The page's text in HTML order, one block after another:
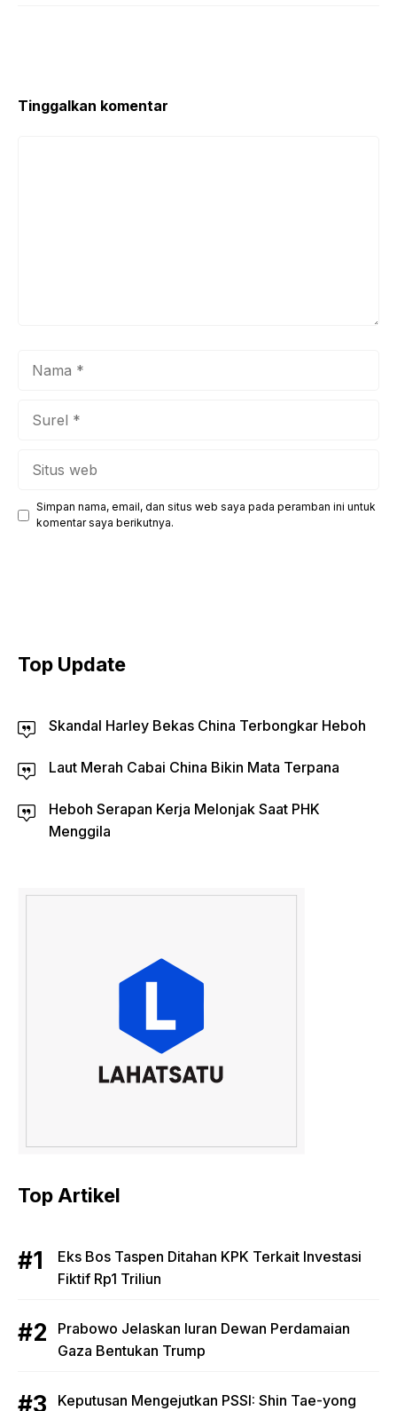
Tinggalkan komentar
Simpan nama, email, dan situs web saya pada peramban ini untuk
komentar saya berikutnya.
Top Update
Skandal Harley Bekas China Terbongkar Heboh
Laut Merah Cabai China Bikin Mata Terpana
Heboh Serapan Kerja Melonjak Saat PHK
Menggila
Top Artikel
Eks Bos Taspen Ditahan KPK Terkait Investasi
Fiktif Rp1 Triliun
Prabowo Jelaskan Iuran Dewan Perdamaian
Gaza Bentukan Trump
Keputusan Mengejutkan PSSI: Shin Tae-yong